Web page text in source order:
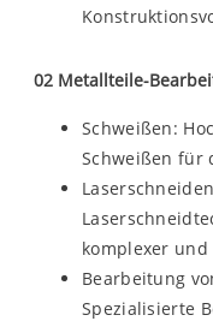
02 Metallteile-
Schweißen:
Schweißen für
komplexer
Bearbeitung
Spezialisierte